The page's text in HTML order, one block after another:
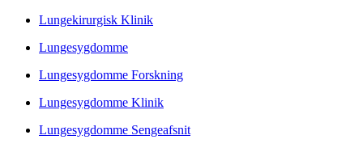
Lungekirurgisk Klinik
Lungesygdomme
Lungesygdomme Forskning
Lungesygdomme Klinik
Lungesygdomme Sengeafsnit